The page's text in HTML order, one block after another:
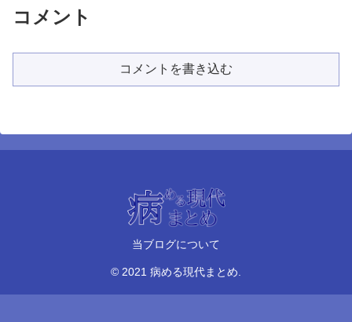
コメント
コメントを書き込む
当ブログについて
© 2021 病める現代まとめ.